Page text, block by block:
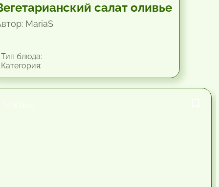
салат оливье
MariaS
блюда: